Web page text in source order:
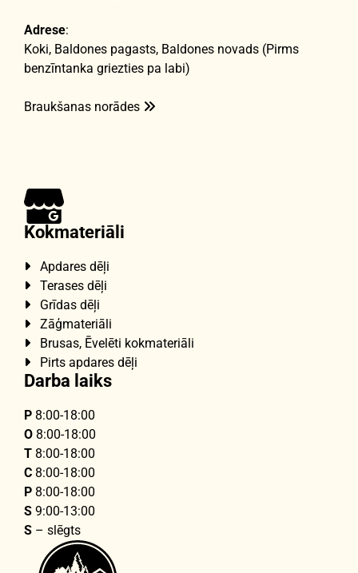
Adrese:
Koki, Baldones pagasts, Baldones novads (Pirms
benzīntanka griezties pa labi)
Braukšanas norādes 
Kokmateriāli
 Apdares dēļi
 Terases dēļi
 Grīdas dēļi
 Zāģmateriāli
 Brusas, Ēvelēti kokmateriāli
 Pirts apdares dēļi
Darba laiks
P 8:00-18:00
O 8:00-18:00
T 8:00-18:00
C 8:00-18:00
P 8:00-18:00
S 9:00-13:00
S – slēgts